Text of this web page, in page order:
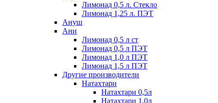
Лимонад 0,5 л. Стекло
Лимонад 1,25 л. ПЭТ
Ануш
Ани
Лимонад 0,5 л ст
Лимонад 0,5 л ПЭТ
Лимонад 1,0 л ПЭТ
Лимонад 1,5 л ПЭТ
Другие производители
Натахтари
Натахтари 0,5л
Натахтари 1,0л